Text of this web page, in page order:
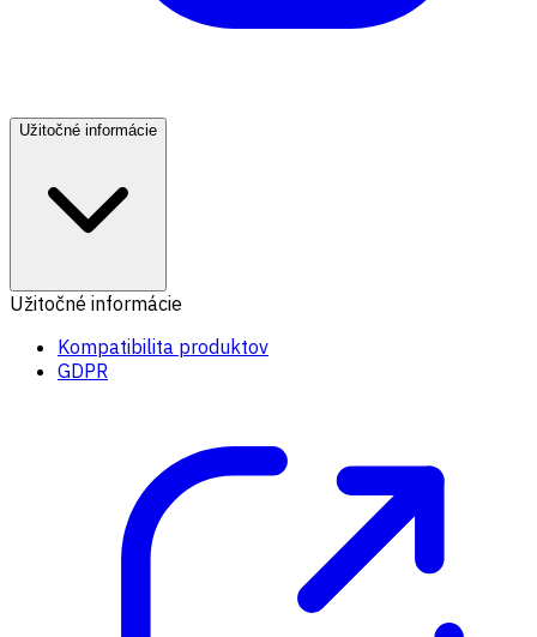
Užitočné informácie
Užitočné informácie
Kompatibilita produktov
GDPR